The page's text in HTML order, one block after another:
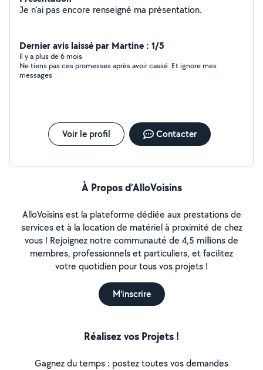
Je n'ai pas encore renseigné ma présentation.
Dernier avis laissé par Martine : 1/5
Il y a plus de 6 mois
Ne tiens pas ces promesses après avoir cassé. Et ignore mes
messages
Voir le profil Contacter
À Propos d’AlloVoisins
AlloVoisins est la plateforme dédiée aux prestations de
services et à la location de matériel à proximité de chez
vous ! Rejoignez notre communauté de 4,5 millions de
membres, professionnels et particuliers, et facilitez
votre quotidien pour tous vos projets !
M'inscrire
Réalisez vos Projets !
Gagnez du temps : postez toutes vos demandes